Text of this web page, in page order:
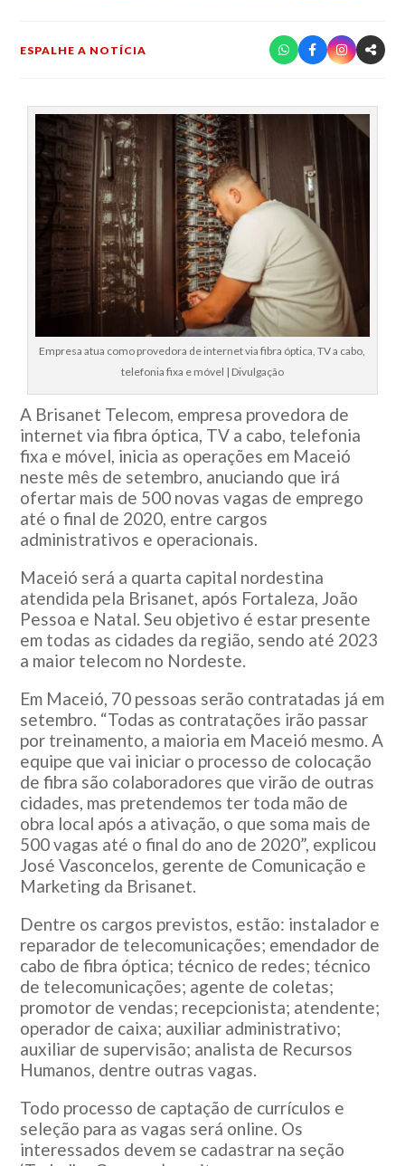
ESPALHE A NOTÍCIA
Empresa atua como provedora de internet via fibra óptica, TV a cabo,
telefonia fixa e móvel | Divulgação
A Brisanet Telecom, empresa provedora de
internet via fibra óptica, TV a cabo, telefonia
fixa e móvel, inicia as operações em Maceió
neste mês de setembro, anuciando que irá
ofertar mais de 500 novas vagas de emprego
até o final de 2020, entre cargos
administrativos e operacionais.
Maceió será a quarta capital nordestina
atendida pela Brisanet, após Fortaleza, João
Pessoa e Natal. Seu objetivo é estar presente
em todas as cidades da região, sendo até 2023
a maior telecom no Nordeste.
Em Maceió, 70 pessoas serão contratadas já em
setembro. “Todas as contratações irão passar
por treinamento, a maioria em Maceió mesmo. A
equipe que vai iniciar o processo de colocação
de fibra são colaboradores que virão de outras
cidades, mas pretendemos ter toda mão de
obra local após a ativação, o que soma mais de
500 vagas até o final do ano de 2020”, explicou
José Vasconcelos, gerente de Comunicação e
Marketing da Brisanet.
Dentre os cargos previstos, estão: instalador e
reparador de telecomunicações; emendador de
cabo de fibra óptica; técnico de redes; técnico
de telecomunicações; agente de coletas;
promotor de vendas; recepcionista; atendente;
operador de caixa; auxiliar administrativo;
auxiliar de supervisão; analista de Recursos
Humanos, dentre outras vagas.
Todo processo de captação de currículos e
seleção para as vagas será online. Os
interessados devem se cadastrar na seção